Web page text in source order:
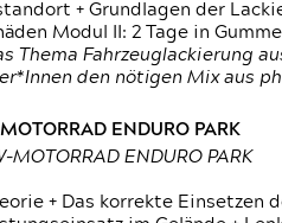
+ Grundlagen der
Modul II: 2 Tage in
Thema Fahrzeuglackierung
den nötigen Mix aus
ENDURO PARK
ENDURO PARK
+ Das korrekte